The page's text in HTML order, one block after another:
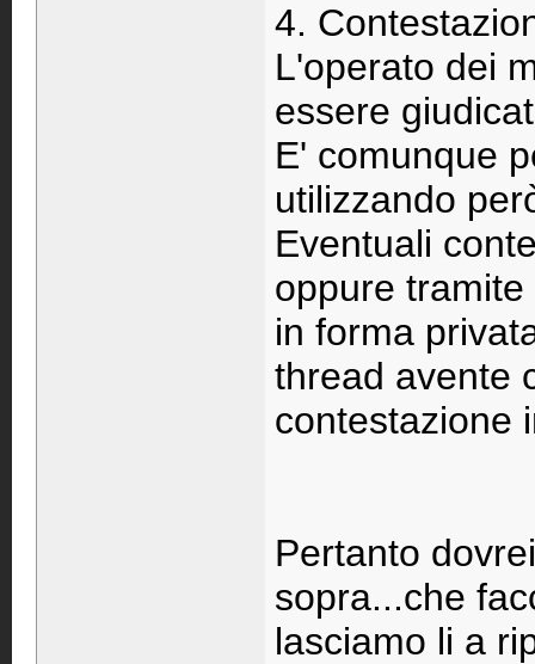
4.
L'operato dei
essere
E' comunque
utilizzando
Eventuali
oppure
in forma
thread avente
contestazione
Pertanto
sopra...che
lasciamo li a